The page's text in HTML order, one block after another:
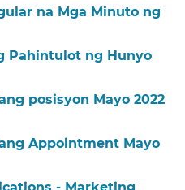
na Mga Minuto ng
Pahintulot ng Hunyo
posisyon Mayo 2022
Appointment Mayo
- Marketing